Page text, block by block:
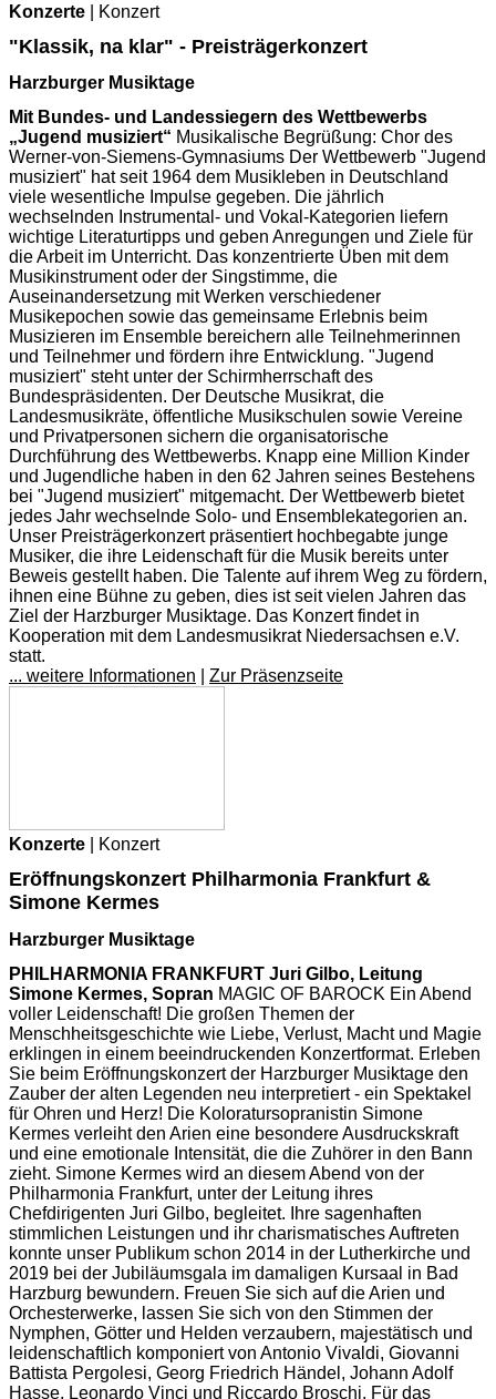
Konzerte | Konzert
"Klassik, na klar" - Preisträgerkonzert
Harzburger Musiktage
Mit Bundes- und Landessiegern des Wettbewerbs
„Jugend musiziert“ Musikalische Begrüßung: Chor des
Werner-von-Siemens-Gymnasiums Der Wettbewerb "Jugend
musiziert" hat seit 1964 dem Musikleben in Deutschland
viele wesentliche Impulse gegeben. Die jährlich
wechselnden Instrumental- und Vokal-Kategorien liefern
wichtige Literaturtipps und geben Anregungen und Ziele für
die Arbeit im Unterricht. Das konzentrierte Üben mit dem
Musikinstrument oder der Singstimme, die
Auseinandersetzung mit Werken verschiedener
Musikepochen sowie das gemeinsame Erlebnis beim
Musizieren im Ensemble bereichern alle Teilnehmerinnen
und Teilnehmer und fördern ihre Entwicklung. "Jugend
musiziert" steht unter der Schirmherrschaft des
Bundespräsidenten. Der Deutsche Musikrat, die
Landesmusikräte, öffentliche Musikschulen sowie Vereine
und Privatpersonen sichern die organisatorische
Durchführung des Wettbewerbs. Knapp eine Million Kinder
und Jugendliche haben in den 62 Jahren seines Bestehens
bei "Jugend musiziert" mitgemacht. Der Wettbewerb bietet
jedes Jahr wechselnde Solo- und Ensemblekategorien an.
Unser Preisträgerkonzert präsentiert hochbegabte junge
Musiker, die ihre Leidenschaft für die Musik bereits unter
Beweis gestellt haben. Die Talente auf ihrem Weg zu fördern,
ihnen eine Bühne zu geben, dies ist seit vielen Jahren das
Ziel der Harzburger Musiktage. Das Konzert findet in
Kooperation mit dem Landesmusikrat Niedersachsen e.V.
statt.
... weitere Informationen
Zur Präsenzseite
Konzerte | Konzert
Eröffnungskonzert Philharmonia Frankfurt &
Simone Kermes
Harzburger Musiktage
PHILHARMONIA FRANKFURT Juri Gilbo, Leitung
Simone Kermes, Sopran MAGIC OF BAROCK Ein Abend
voller Leidenschaft! Die großen Themen der
Menschheitsgeschichte wie Liebe, Verlust, Macht und Magie
erklingen in einem beeindruckenden Konzertformat. Erleben
Sie beim Eröffnungskonzert der Harzburger Musiktage den
Zauber der alten Legenden neu interpretiert - ein Spektakel
für Ohren und Herz! Die Koloratursopranistin Simone
Kermes verleiht den Arien eine besondere Ausdruckskraft
und eine emotionale Intensität, die die Zuhörer in den Bann
zieht. Simone Kermes wird an diesem Abend von der
Philharmonia Frankfurt, unter der Leitung ihres
Chefdirigenten Juri Gilbo, begleitet. Ihre sagenhaften
stimmlichen Leistungen und ihr charismatisches Auftreten
konnte unser Publikum schon 2014 in der Lutherkirche und
2019 bei der Jubiläumsgala im damaligen Kursaal in Bad
Harzburg bewundern. Freuen Sie sich auf die Arien und
Orchesterwerke, lassen Sie sich von den Stimmen der
Nymphen, Götter und Helden verzaubern, majestätisch und
leidenschaftlich komponiert von Antonio Vivaldi, Giovanni
Battista Pergolesi, Georg Friedrich Händel, Johann Adolf
Hasse, Leonardo Vinci und Riccardo Broschi. Für das